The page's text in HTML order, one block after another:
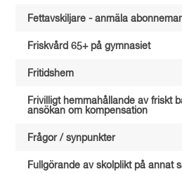
Fettavskiljare - anmäla
Friskvård 65+ på gymnasiet
Fritidshem
Frivilligt hemmahållande av friskt
ansökan om kompensation
Frågor / synpunkter
Fullgörande av skolplikt på annat